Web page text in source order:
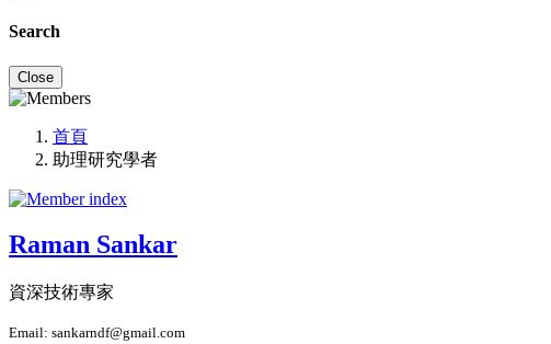
Search
Close
首頁
助理研究學者
Raman Sankar
資深技術專家
Email: sankarndf@gmail.com